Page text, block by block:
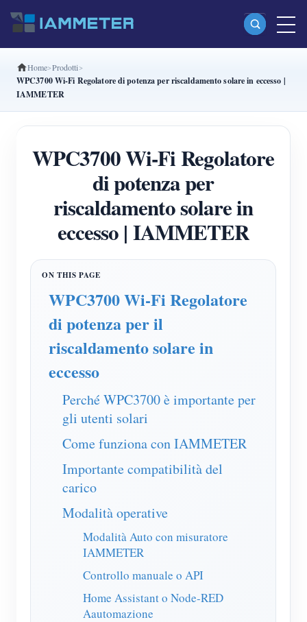
Prodotti
Misuratore di energia Wi-Fi split-phase (WEM2067)
Misuratore di energia Wi-Fi trifase (WEM3080T)
Misuratore di energia Wi-Fi trifase (WEM3046T)
Misuratore di energia Wi-Fi trifase (WEM3050T)
Controller di potenza WiFi
IAMMETER Cloud Pro
Applicazioni
Monitor energetico per sistema solare FV
Monitor del consumo elettrico
Monitoraggio energetico della fabbrica
Negozio
Risorse
Documentazione
Video tutorial
FAQ
Notizie
Community
Programma contributori
Centro contributori
Forum
Soluzioni
Chi siamo
Home Prodotti
WPC3700 Wi-Fi Regolatore di potenza per riscaldamento solare in eccesso |
IAMMETER
WPC3700 Wi-Fi Regolatore
di potenza per
riscaldamento solare in
eccesso | IAMMETER
WPC3700 Wi-Fi Regolatore
di potenza per il
riscaldamento solare in
eccesso
Perché WPC3700 è importante per
gli utenti solari
Come funziona con IAMMETER
Importante compatibilità del
carico
Modalità operative
Modalità Auto con misuratore
IAMMETER
Controllo manuale o API
Home Assistant o Node-RED
Aautomazione